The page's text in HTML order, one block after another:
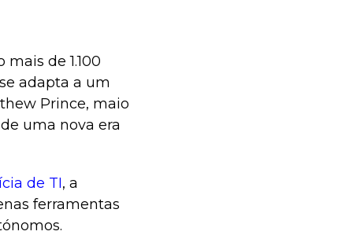
de 1.100
adapta a um
Prince, maio
uma nova era
de TI, a
ferramentas